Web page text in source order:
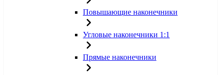
Повышающие наконечники
Угловые наконечники 1:1
Прямые наконечники